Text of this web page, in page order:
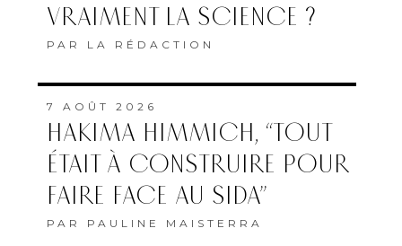
HAKIMA HIMMICH, “TOUT
ÉTAIT À CONSTRUIRE POUR
FAIRE FACE AU SIDA”
PAR PAULINE MAISTERRA